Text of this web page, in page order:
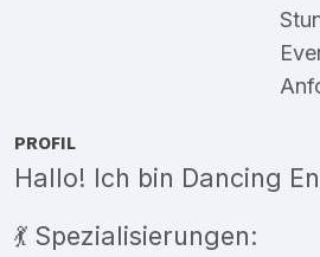
PROFIL
Hallo! Ich bin Dancing
💃 Spezialisierungen: